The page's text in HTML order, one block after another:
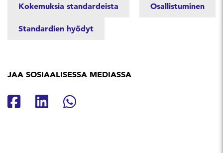
Kokemuksia standardeista Osallistuminen
Standardien hyödyt
JAA SOSIAALISESSA MEDIASSA
Jaa Facebookissa
Jaa Linkedinissä
Jaa Whatsappissa